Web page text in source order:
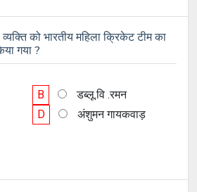
को भारतीय महिला क्रिकेट टीम का
गया ?
B
डब्लू.वि .रमन
D अंशुमन गायकवाड़